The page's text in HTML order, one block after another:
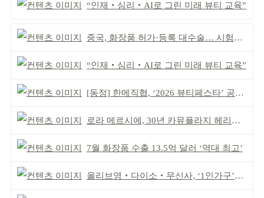
“인재‧심리‧AI로 그린 미래 뷰티 교육”
중국, 화장품 허가·등록 대수술… 시험자료 공용 허용
“인재‧심리‧AI로 그린 미래 뷰티 교육”
[동정] 한메직협, ‘2026 뷰티페스타’ 공동 주최
로라 메르시에, 30년 카뮤플라지 헤리티지 담아
7월 화장품 수출 13.5억 달러 ‘역대 최고’
올리브영‧다이소‧무신사, ‘1인가구’가 이끈다